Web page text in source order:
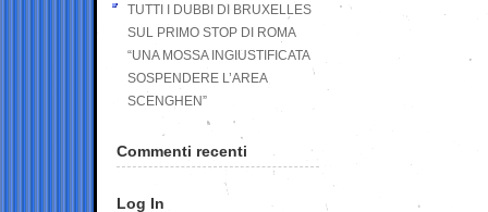
TUTTI I DUBBI DI BRUXELLES
SUL PRIMO STOP DI ROMA
“UNA MOSSA INGIUSTIFICATA
SOSPENDERE L’AREA
SCENGHEN”
Commenti recenti
Log In